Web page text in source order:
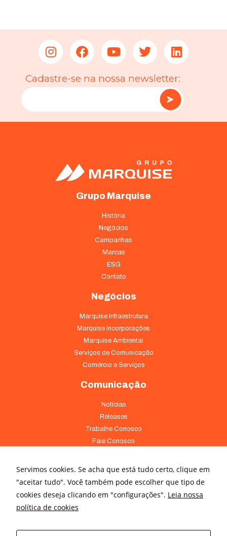
Cadastre-se na nossa newsletter:
Grupo Marquise
História
Negócios
Campanhas
Marcas
ESG
Contato
Negócios
Marquise Infraestrutura
Marquise Incorporações
Marquise Ambiental
Serviços de Comunicação
Comércio e Serviços
Comunicação
Notícias
Releases
Trabalhe Conosco
Fale Conosco
Av. Pontes Vieira, 1838 - Dionísio Torres Fortaleza - CE 60135-238
Av Brigadeiro Faria Lima, 3015 – conj. 41 - Jardim Paulistano São
Servimos cookies. Se acha que está tudo certo, clique em
"aceitar tudo". Você também pode escolher que tipo de
cookies deseja clicando em "configurações". Leia nossa
política de cookies